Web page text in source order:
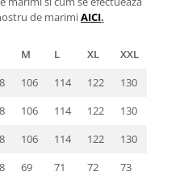
de marimiAICI.
M L XL
XXL
106 114 122
130
106 114 122
130
106 114 122
130
69 71 72 73